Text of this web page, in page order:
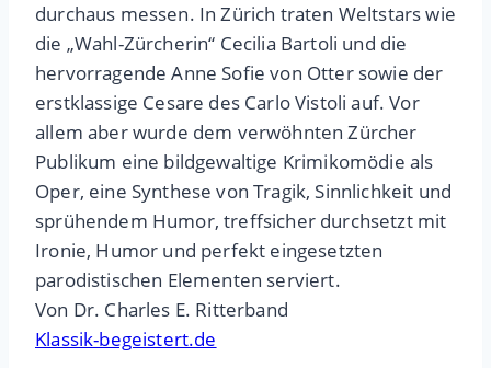
durchaus messen. In Zürich traten Weltstars wie
die „Wahl-Zürcherin“ Cecilia Bartoli und die
hervorragende Anne Sofie von Otter sowie der
erstklassige Cesare des Carlo Vistoli auf. Vor
allem aber wurde dem verwöhnten Zürcher
Publikum eine bildgewaltige Krimikomödie als
Oper, eine Synthese von Tragik, Sinnlichkeit und
sprühendem Humor, treffsicher durchsetzt mit
Ironie, Humor und perfekt eingesetzten
parodistischen Elementen serviert.
Von Dr. Charles E. Ritterband
Klassik-begeistert.de